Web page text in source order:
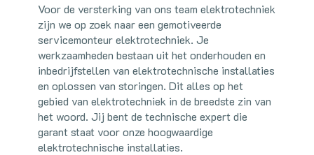
Voor de versterking van ons team elektrotechniek
zijn we op zoek naar een gemotiveerde
servicemonteur elektrotechniek. Je
werkzaamheden bestaan uit het onderhouden en
inbedrijfstellen van elektrotechnische installaties
en oplossen van storingen. Dit alles op het
gebied van elektrotechniek in de breedste zin van
het woord. Jij bent de technische expert die
garant staat voor onze hoogwaardige
elektrotechnische installaties.